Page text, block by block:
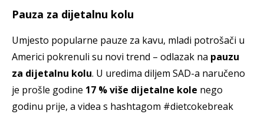
Pauza za dijetalnu kolu
Umjesto popularne pauze za kavu, mladi potrošači u
Americi pokrenuli su novi trend – odlazak na pauzu
za dijetalnu kolu. U uredima diljem SAD-a naručeno
je prošle godine 17 % više dijetalne kole nego
godinu prije, a videa s hashtagom #dietcokebreak